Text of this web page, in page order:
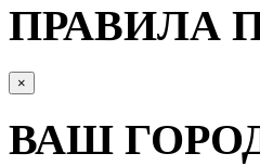
ПРАВИЛА
×
ВАШ